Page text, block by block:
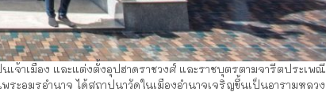
จ้าเมือง และแต่งตั้งอุปฮาดราชวงศ์ และราชบุตรตามจารีตประเพณี
ะอมรอำนาจ ได้สถาปนาวัดในเมืองอำนาจเจริญขึ้นเป็นอารามหลวง